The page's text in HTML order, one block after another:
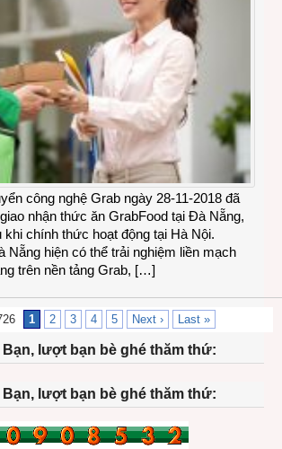
công nghệ Grab ngày 28-11-2018 đã
nhận thức ăn GrabFood tại Đà Nẵng,
khi chính thức hoạt động tại Hà Nội.
Nẵng hiện có thể trải nghiệm liền mạch
trên nền tảng Grab, […]
1 2 3 4 5 Next › Last »
lượt bạn bè ghé thăm thứ:
lượt bạn bè ghé thăm thứ: